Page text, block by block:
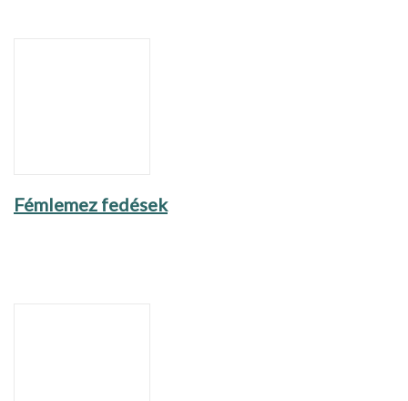
Fémlemez fedések